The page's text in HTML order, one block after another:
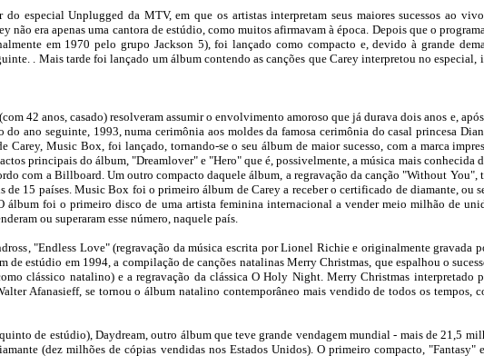
especial Unplugged da MTV, em que os artistas interpretam seus maiores sucessos ao
não era apenas uma cantora de estúdio, como muitos afirmavam à época. Depois que o
em 1970 pelo grupo Jackson 5), foi lançado como compacto e, devido à grande
. Mais tarde foi lançado um álbum contendo as canções que Carey interpretou no
42 anos, casado) resolveram assumir o envolvimento amoroso que já durava dois anos e,
do ano seguinte, 1993, numa cerimônia aos moldes da famosa cerimônia do casal princesa
Carey, Music Box, foi lançado, tornando-se o seu álbum de maior sucesso, com a marca
principais do álbum, "Dreamlover" e "Hero" que é, possivelmente, a música mais conhecida
com a Billboard. Um outro compacto daquele álbum, a regravação da canção "Without You",
de 15 países. Music Box foi o primeiro álbum de Carey a receber o certificado de diamante, ou
álbum foi o primeiro disco de uma artista feminina internacional a vender meio milhão de
ou superaram esse número, naquele país.
"Endless Love" (regravação da música escrita por Lionel Richie e originalmente gravada
de estúdio em 1994, a compilação de canções natalinas Merry Christmas, que espalhou o
clássico natalino) e a regravação da clássica O Holy Night. Merry Christmas interpretado
Afanasieff, se tornou o álbum natalino contemporâneo mais vendido de todos os tempos,
de estúdio), Daydream, outro álbum que teve grande vendagem mundial - mais de 21,5
(dez milhões de cópias vendidas nos Estados Unidos). O primeiro compacto, "Fantasy"